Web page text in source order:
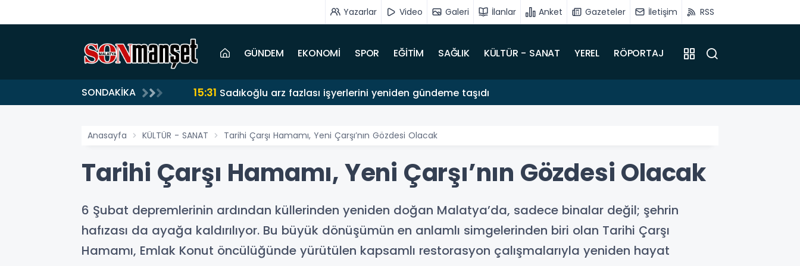
Yazarlar Video Galeri İlanlar Anket Gazeteler İletişim RSS
GÜNDEM EKONOMİ SPOR EĞİTİM SAĞLIK KÜLTÜR - SANAT YEREL RÖPORTAJ
SONDAKİKA 15:31 Sadıkoğlu arz fazlası işyerlerini yeniden gündeme taşıdı
Anasayfa KÜLTÜR - SANAT Tarihi Çarşı Hamamı, Yeni Çarşı’nın Gözdesi Olacak
Tarihi Çarşı Hamamı, Yeni Çarşı’nın Gözdesi Olacak
6 Şubat depremlerinin ardından küllerinden yeniden doğan Malatya’da, sadece binalar değil; şehrin
hafızası da ayağa kaldırılıyor. Bu büyük dönüşümün en anlamlı simgelerinden biri olan Tarihi Çarşı
Hamamı, Emlak Konut öncülüğünde yürütülen kapsamlı restorasyon çalışmalarıyla yeniden hayat